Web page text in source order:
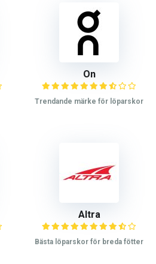
On
Trendande märke för löparskor
Altra
Bästa löparskor för breda fötter